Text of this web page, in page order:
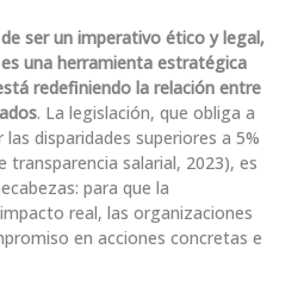
ser un imperativo ético y legal,
una herramienta estratégica
redefiniendo la relación entre
. La legislación, que obliga a
disparidades superiores a 5%
transparencia salarial, 2023), es
para que la
real, las organizaciones
en acciones concretas e